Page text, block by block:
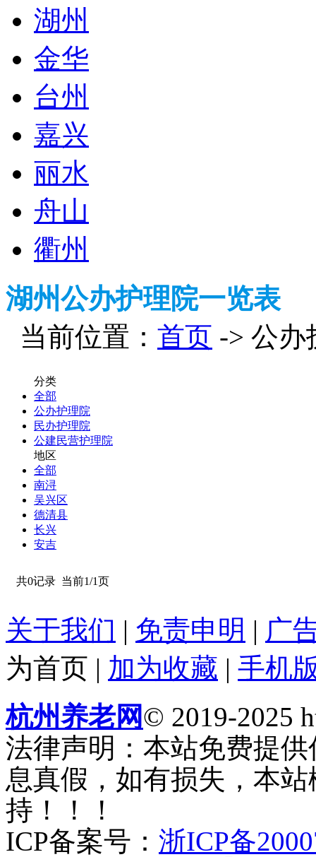
湖州
金华
台州
嘉兴
丽水
舟山
衢州
湖州公办护理院一览表
当前位置： 首页 -> 公办
分类
全部
公办护理院
民办护理院
公建民营护理院
地区
全部
南浔
吴兴区
德清县
长兴
安吉
共0记录 当前1/1页
关于我们 | 免责申明 | 广
为首页 | 加为收藏 | 手机
杭州养老网© 2019-2025
法律声明：本站免费提
息真假，如有损失，本
持！！！
ICP备案号： 浙ICP备